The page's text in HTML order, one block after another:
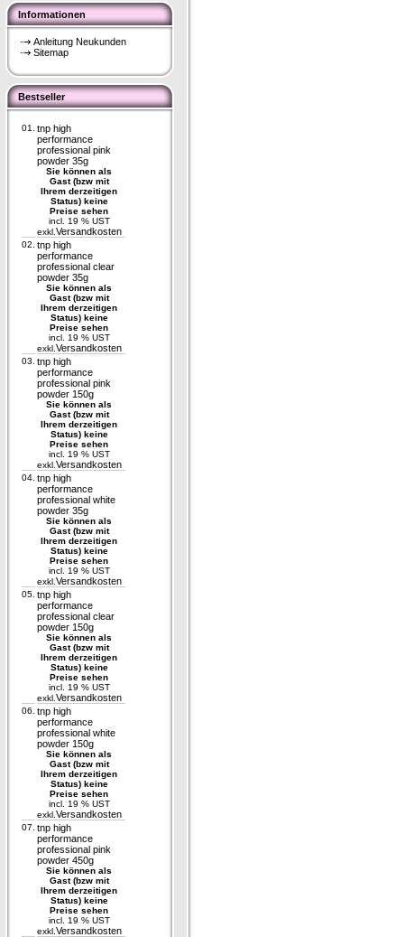
Informationen
Anleitung Neukunden
Sitemap
Bestseller
01.
tnp high
performance
professional pink
powder 35g
Sie können als
Gast (bzw mit
Ihrem derzeitigen
Status) keine
Preise sehen
incl. 19 % UST
exkl. Versandkosten
02. tnp high
performance
professional clear
powder 35g
Sie können als
Gast (bzw mit
Ihrem derzeitigen
Status) keine
Preise sehen
incl. 19 % UST
exkl. Versandkosten
03. tnp high
performance
professional pink
powder 150g
Sie können als
Gast (bzw mit
Ihrem derzeitigen
Status) keine
Preise sehen
incl. 19 % UST
exkl. Versandkosten
04. tnp high
performance
professional white
powder 35g
Sie können als
Gast (bzw mit
Ihrem derzeitigen
Status) keine
Preise sehen
incl. 19 % UST
exkl. Versandkosten
05. tnp high
performance
professional clear
powder 150g
Sie können als
Gast (bzw mit
Ihrem derzeitigen
Status) keine
Preise sehen
incl. 19 % UST
exkl. Versandkosten
06. tnp high
performance
professional white
powder 150g
Sie können als
Gast (bzw mit
Ihrem derzeitigen
Status) keine
Preise sehen
incl. 19 % UST
exkl. Versandkosten
07. tnp high
performance
professional pink
powder 450g
Sie können als
Gast (bzw mit
Ihrem derzeitigen
Status) keine
Preise sehen
incl. 19 % UST
exkl. Versandkosten